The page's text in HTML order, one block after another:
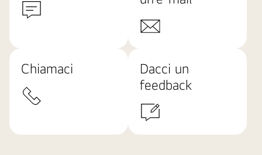
Chiamaci
Dacci un
feedback